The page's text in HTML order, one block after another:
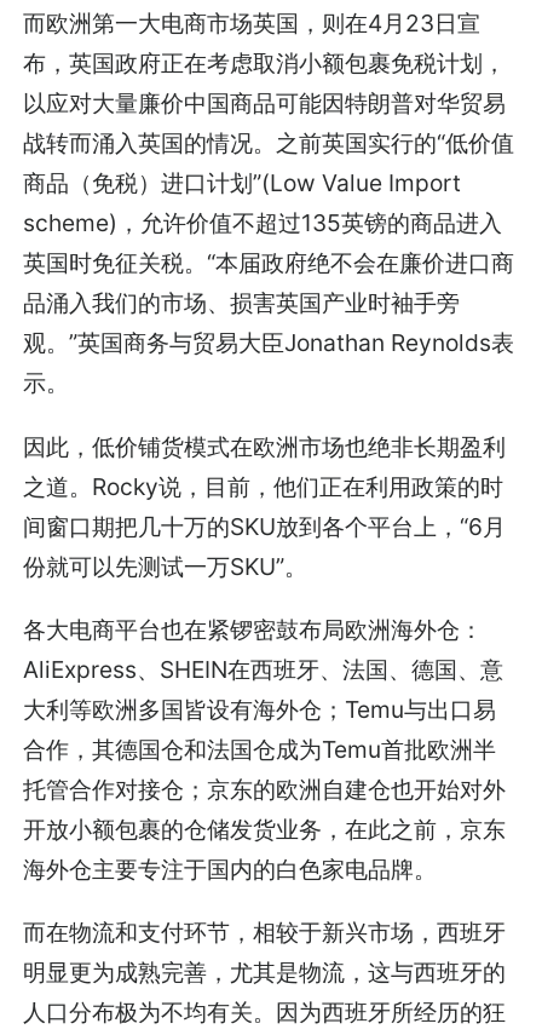
而欧洲第一大电商市场英国，则在4月23日宣
布，英国政府正在考虑取消小额包裹免税计划，
以应对大量廉价中国商品可能因特朗普对华贸易
战转而涌入英国的情况。之前英国实行的“低价值
商品（免税）进口计划”(Low Value Import
scheme)，允许价值不超过135英镑的商品进入
英国时免征关税。“本届政府绝不会在廉价进口商
品涌入我们的市场、损害英国产业时袖手旁
观。”英国商务与贸易大臣Jonathan Reynolds表
示。
因此，低价铺货模式在欧洲市场也绝非长期盈利
之道。Rocky说，目前，他们正在利用政策的时
间窗口期把几十万的SKU放到各个平台上，“6月
份就可以先测试一万SKU”。
各大电商平台也在紧锣密鼓布局欧洲海外仓：
AliExpress、SHEIN在西班牙、法国、德国、意
大利等欧洲多国皆设有海外仓；Temu与出口易
合作，其德国仓和法国仓成为Temu首批欧洲半
托管合作对接仓；京东的欧洲自建仓也开始对外
开放小额包裹的仓储发货业务，在此之前，京东
海外仓主要专注于国内的白色家电品牌。
而在物流和支付环节，相较于新兴市场，西班牙
明显更为成熟完善，尤其是物流，这与西班牙的
人口分布极为不均有关。因为西班牙所经历的狂